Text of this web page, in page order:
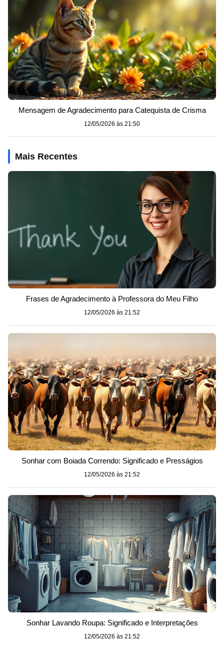
Mensagem de Agradecimento para Catequista de Crisma
12/05/2026 às 21:50
Mais Recentes
Frases de Agradecimento à Professora do Meu Filho
12/05/2026 às 21:52
Sonhar com Boiada Correndo: Significado e Presságios
12/05/2026 às 21:52
Sonhar Lavando Roupa: Significado e Interpretações
12/05/2026 às 21:52